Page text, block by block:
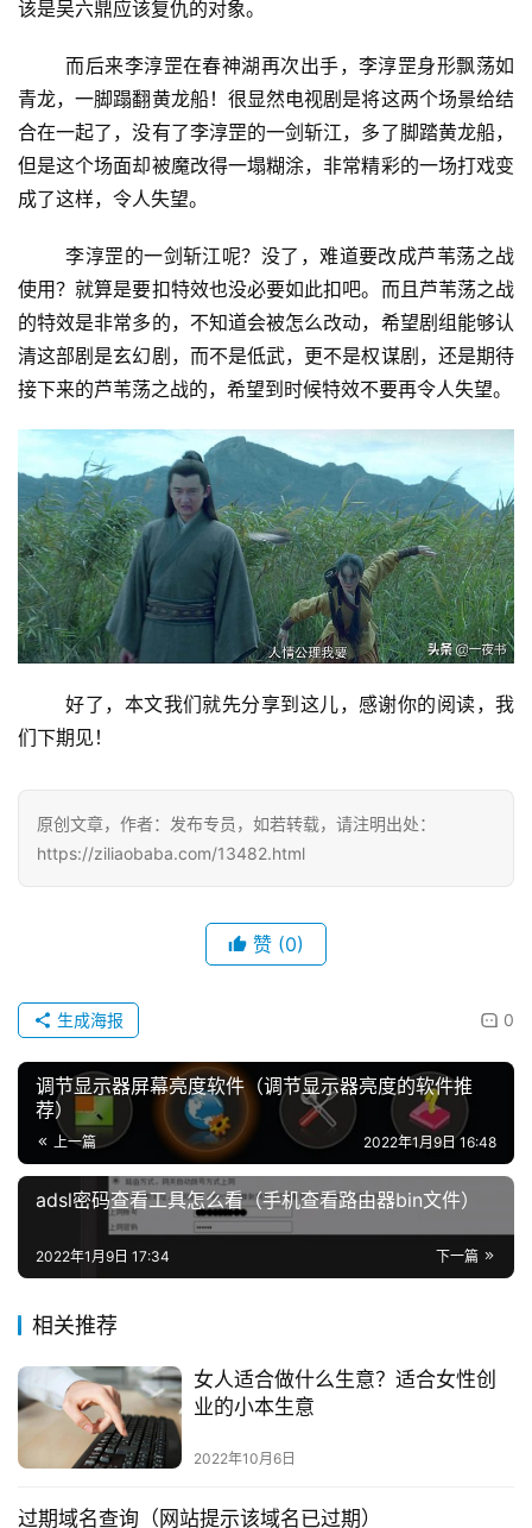
稿
每
日
好
该是吴六鼎应该复仇的对象。
	而后来李淳罡在春神湖再次出手，李淳罡身形飘荡如
青龙，一脚蹋翻黄龙船！很显然电视剧是将这两个场景给结
合在一起了，没有了李淳罡的一剑斩江，多了脚踏黄龙船，
但是这个场面却被魔改得一塌糊涂，非常精彩的一场打戏变
成了这样，令人失望。
李淳罡的一剑斩江呢？没了，难道要改成芦苇荡之战
使用？就算是要扣特效也没必要如此扣吧。而且芦苇荡之战
的特效是非常多的，不知道会被怎么改动，希望剧组能够认
清这部剧是玄幻剧，而不是低武，更不是权谋剧，还是期待
接下来的芦苇荡之战的，希望到时候特效不要再令人失望。
好了，本文我们就先分享到这儿，感谢你的阅读，我
们下期见！
原创文章，作者：发布专员，如若转载，请注明出处：
https://ziliaobaba.com/13482.html
赞 (0)
0
生成海报
调节显示器屏幕亮度软件（调节显示器亮度的软件推
荐）
上一篇 2022年1月9日 16:48
adsl密码查看工具怎么看（手机查看路由器bin文件）
下一篇
2022年1月9日 17:34
相关推荐
女人适合做什么生意？适合女性创
业的小本生意
2022年10月6日
过期域名查询（网站提示该域名已过期）